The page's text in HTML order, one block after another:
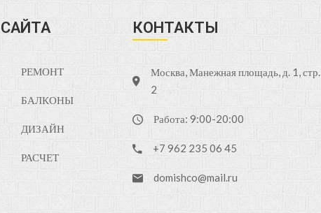
РЕМОНТ
БАЛКОНЫ
ДИЗАЙН
РАСЧЕТ
КОНТАКТЫ
Москва, Манежная площадь, д. 1, стр.
2
Работа: 9:00-20:00
+7 962 235 06 45
domishco@mail.ru